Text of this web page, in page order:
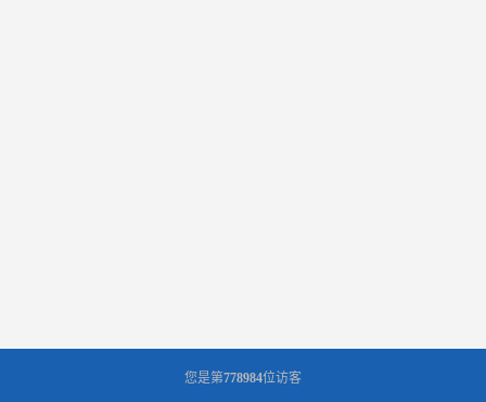
您是第778984位访客